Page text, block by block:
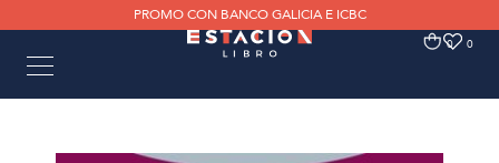
PROMO CON BANCO GALICIA E ICBC
0 0